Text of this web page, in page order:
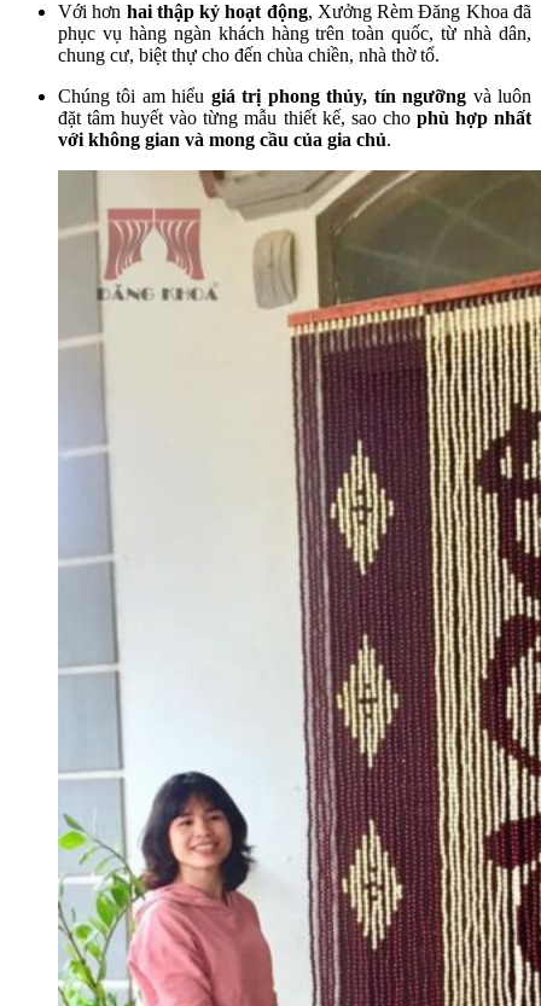
Với hơn hai thập kỷ hoạt động, Xưởng Rèm Đăng Khoa đã
phục vụ hàng ngàn khách hàng trên toàn quốc, từ nhà dân,
chung cư, biệt thự cho đến chùa chiền, nhà thờ tổ.
Chúng tôi am hiểu giá trị phong thủy, tín ngưỡng và luôn
đặt tâm huyết vào từng mẫu thiết kế, sao cho phù hợp nhất
với không gian và mong cầu của gia chủ.